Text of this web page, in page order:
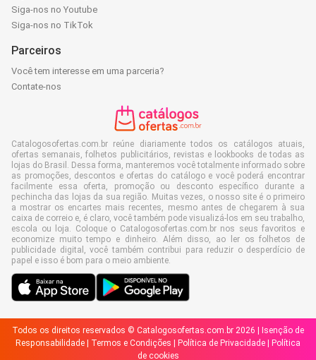
Siga-nos no Youtube
Siga-nos no TikTok
Parceiros
Você tem interesse em uma parceria?
Contate-nos
Catalogosofertas.com.br reúne diariamente todos os catálogos atuais,
ofertas semanais, folhetos publicitários, revistas e lookbooks de todas as
lojas do Brasil. Dessa forma, manteremos você totalmente informado sobre
as promoções, descontos e ofertas do catálogo e você poderá encontrar
facilmente essa oferta, promoção ou desconto específico durante a
pechincha das lojas da sua região. Muitas vezes, o nosso site é o primeiro
a mostrar os encartes mais recentes, mesmo antes de chegarem à sua
caixa de correio e, é claro, você também pode visualizá-los em seu trabalho,
escola ou loja. Coloque o Catalogosofertas.com.br nos seus favoritos e
economize muito tempo e dinheiro. Além disso, ao ler os folhetos de
publicidade digital, você também contribui para reduzir o desperdício de
papel e isso é bom para o meio ambiente.
Todos os direitos reservados © Catalogosofertas.com.br 2026 |
Isenção de
Responsabilidade
Termos e Condições Política de Privacidade
Política
de cookies